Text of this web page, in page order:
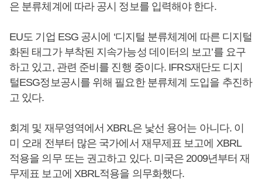
은 분류체계에 따라 공시 정보를 입력해야 한다.
EU도 기업 ESG 공시에 ‘디지털 분류체계에 따른 디지털
화된 태그가 부착된 지속가능성 데이터의 보고’를 요구
하고 있고, 관련 준비를 진행 중이다. IFRS재단도 디지
털ESG정보공시를 위해 필요한 분류체계 도입을 추진하
고 있다.
회계 및 재무영역에서 XBRL은 낯선 용어는 아니다. 이
미 오래 전부터 많은 국가에서 재무제표 보고에 XBRL
적용을 의무 또는 권고하고 있다. 미국은 2009년부터 재
무제표 보고에 XBRL적용을 의무화했다.